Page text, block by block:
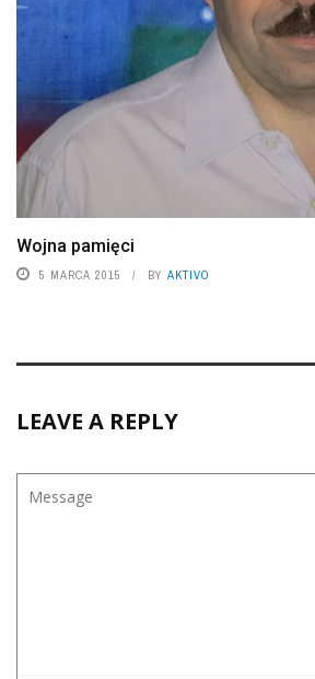
Wojna pamięci
5 MARCA 2015 BY AKTIVO
LEAVE A REPLY